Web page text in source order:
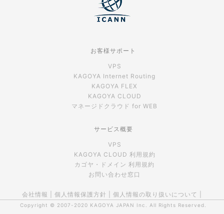
お客様サポート
VPS
KAGOYA Internet Routing
KAGOYA FLEX
KAGOYA CLOUD
マネージドクラウド for WEB
サービス概要
VPS
KAGOYA CLOUD 利用規約
カゴヤ・ドメイン 利用規約
お問い合わせ窓口
会社情報 個人情報保護方針 個人情報の取り扱いについて
Copyright © 2007-2020 KAGOYA JAPAN Inc. All Rights Reserved.